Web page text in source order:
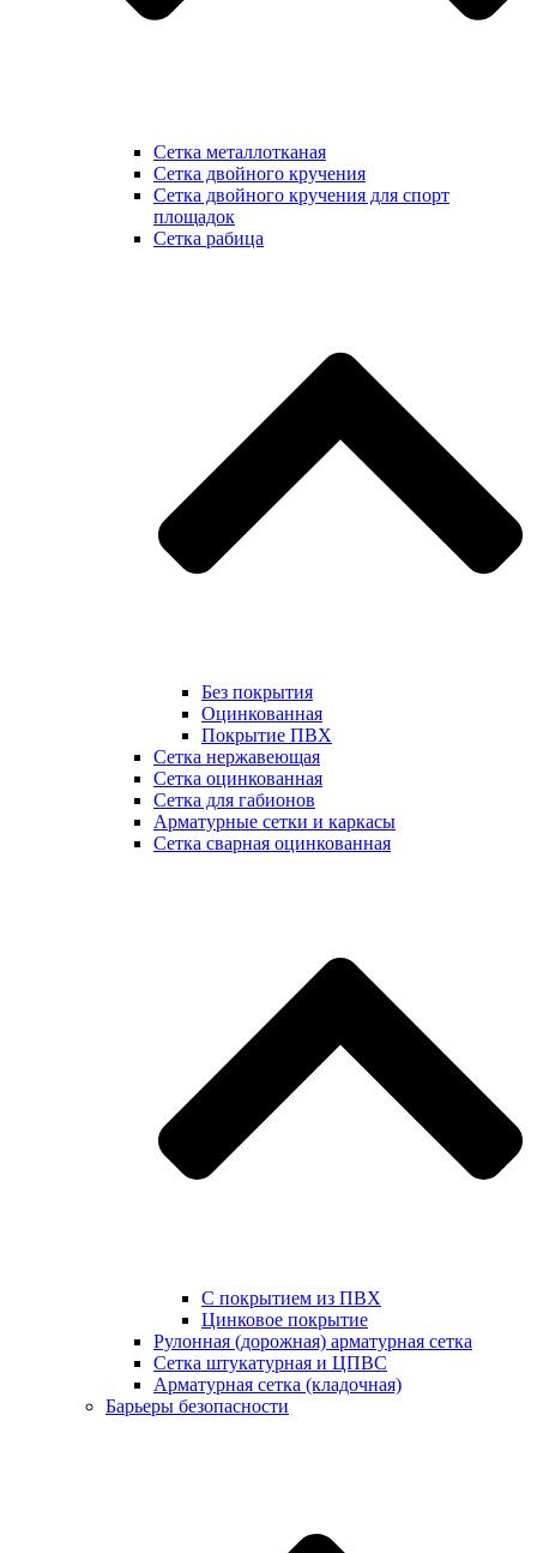
Сетка металлотканая
Сетка двойного кручения
Сетка двойного кручения для спорт
площадок
Сетка рабица
Без покрытия
Оцинкованная
Покрытие ПВХ
Сетка нержавеющая
Сетка оцинкованная
Сетка для габионов
Арматурные сетки и каркасы
Сетка сварная оцинкованная
С покрытием из ПВХ
Цинковое покрытие
Рулонная (дорожная) арматурная сетка
Сетка штукатурная и ЦПВС
Арматурная сетка (кладочная)
Барьеры безопасности